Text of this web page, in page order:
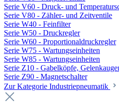
Serie V60 - Druck- und
Serie V80 - Zähler- und Zeitventile
Serie W40 - Feinfilter
Serie W50 - Druckregler
Serie W60 - Proportionaldruckregler
Serie W75 - Wartungseinheiten
Serie W85 - Wartungseinheiten
Serie Z10 - Gabelköpfe,
Serie Z90 - Magnetschalter
Zur Kategorie Industriepneumatik